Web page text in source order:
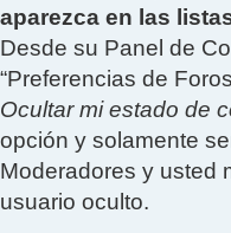
aparezca en las
Desde su Panel de
“Preferencias de
Ocultar mi estado de
opción y solamente
Moderadores y usted
usuario oculto.